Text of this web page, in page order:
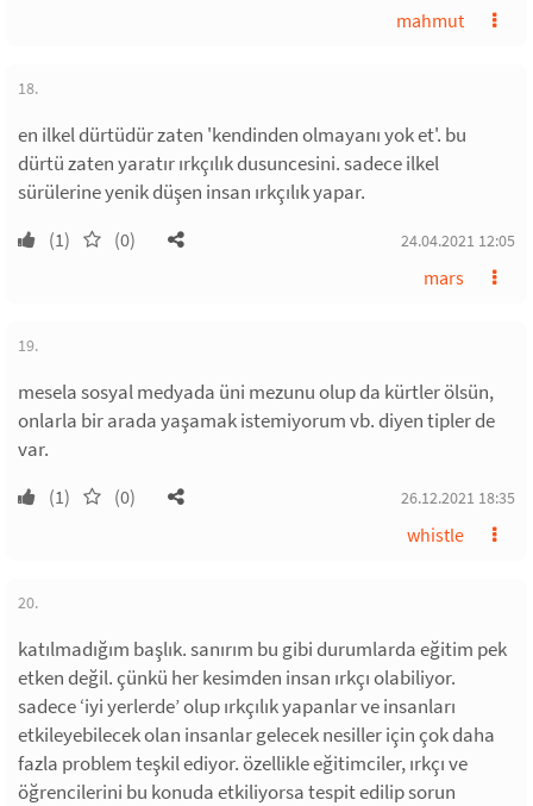
mahmut
18.
en ilkel dürtüdür zaten 'kendinden olmayanı yok et'. bu
dürtü zaten yaratır ırkçılık dusuncesini. sadece ilkel
sürülerine yenik düşen insan ırkçılık yapar.
(1) (0) 24.04.2021 12:05
mars
19.
mesela sosyal medyada üni mezunu olup da kürtler ölsün,
onlarla bir arada yaşamak istemiyorum vb. diyen tipler de
var.
(1) (0) 26.12.2021 18:35
whistle
20.
katılmadığım başlık. sanırım bu gibi durumlarda eğitim pek
etken değil. çünkü her kesimden insan ırkçı olabiliyor.
sadece ‘iyi yerlerde’ olup ırkçılık yapanlar ve insanları
etkileyebilecek olan insanlar gelecek nesiller için çok daha
fazla problem teşkil ediyor. özellikle eğitimciler, ırkçı ve
öğrencilerini bu konuda etkiliyorsa tespit edilip sorun